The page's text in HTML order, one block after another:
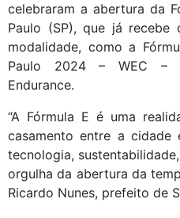
celebraram a abertura da
Paulo (SP), que já recebe
modalidade, como a
Paulo 2024 – WEC –
Endurance.
“A Fórmula E é uma
casamento entre a cidade
tecnologia,
orgulha da abertura da
Ricardo Nunes, prefeito de